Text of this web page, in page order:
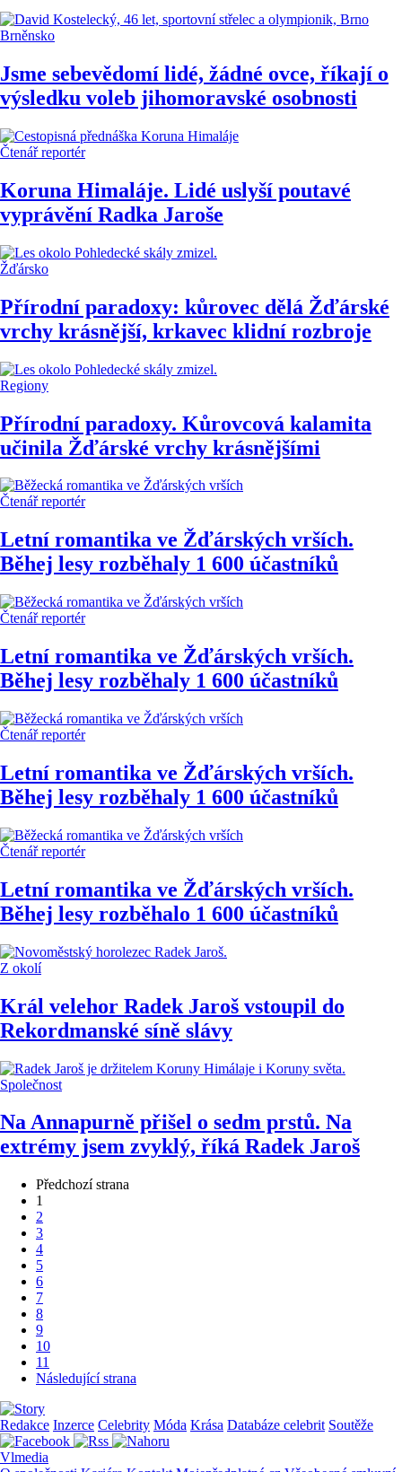
Brněnsko
Jsme sebevědomí lidé, žádné ovce, říkají o
výsledku voleb jihomoravské osobnosti
Čtenář reportér
Koruna Himaláje. Lidé uslyší poutavé
vyprávění Radka Jaroše
Žďársko
Přírodní paradoxy: kůrovec dělá Žďárské
vrchy krásnější, krkavec klidní rozbroje
Regiony
Přírodní paradoxy. Kůrovcová kalamita
učinila Žďárské vrchy krásnějšími
Čtenář reportér
Letní romantika ve Žďárských vrších.
Běhej lesy rozběhaly 1 600 účastníků
Čtenář reportér
Letní romantika ve Žďárských vrších.
Běhej lesy rozběhaly 1 600 účastníků
Čtenář reportér
Letní romantika ve Žďárských vrších.
Běhej lesy rozběhaly 1 600 účastníků
Čtenář reportér
Letní romantika ve Žďárských vrších.
Běhej lesy rozběhalo 1 600 účastníků
Z okolí
Král velehor Radek Jaroš vstoupil do
Rekordmanské síně slávy
Společnost
Na Annapurně přišel o sedm prstů. Na
extrémy jsem zvyklý, říká Radek Jaroš
Předchozí strana
1
2
3
4
5
6
7
8
9
10
11
Následující strana
Redakce Inzerce Celebrity Móda Krása Databáze celebrit Soutěže
Vlmedia